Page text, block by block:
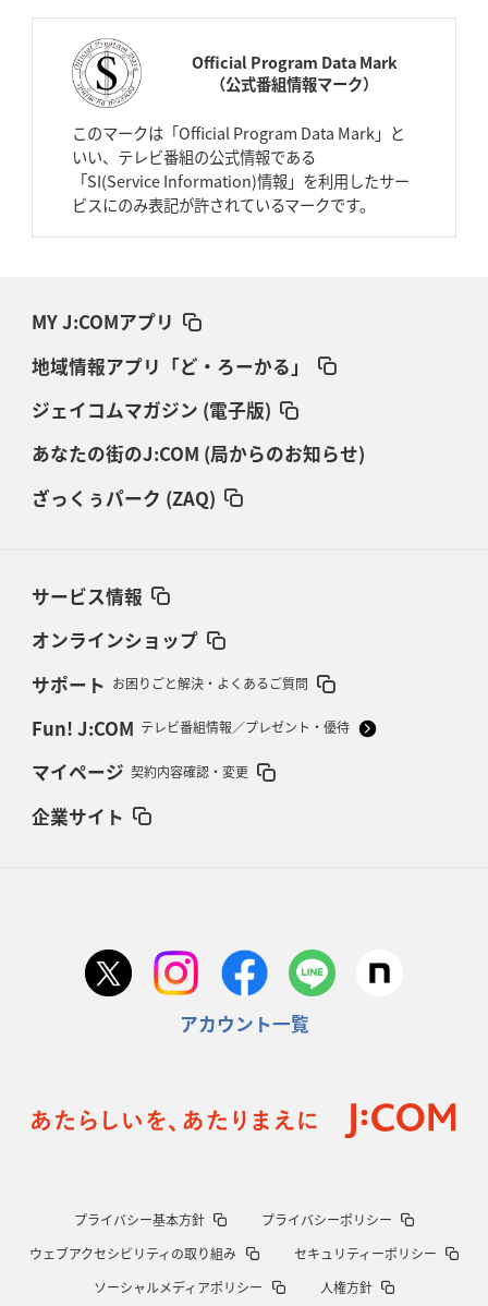
Official Program Data Mark
（公式番組情報マーク）
このマークは「Official Program Data Mark」と
いい、テレビ番組の公式情報である
「SI(Service Information)情報」を利用したサー
ビスにのみ表記が許されているマークです。
MY J:COMアプリ
地域情報アプリ「ど・ろーかる」
ジェイコムマガジン (電子版)
あなたの街のJ:COM (局からのお知らせ)
ざっくぅパーク (ZAQ)
サービス情報
オンラインショップ
サポート お困りごと解決・よくあるご質問
Fun! J:COM テレビ番組情報／プレゼント・優待
マイページ 契約内容確認・変更
企業サイト
アカウント一覧
プライバシー基本方針
プライバシーポリシー
ウェブアクセシビリティの取り組み
セキュリティーポリシー
ソーシャルメディアポリシー
人権方針